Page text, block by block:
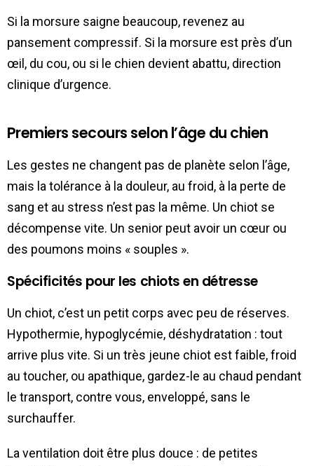
Si la morsure saigne beaucoup, revenez au
pansement compressif. Si la morsure est près d’un
œil, du cou, ou si le chien devient abattu, direction
clinique d’urgence.
Premiers secours selon l’âge du chien
Les gestes ne changent pas de planète selon l’âge,
mais la tolérance à la douleur, au froid, à la perte de
sang et au stress n’est pas la même. Un chiot se
décompense vite. Un senior peut avoir un cœur ou
des poumons moins « souples ».
Spécificités pour les chiots en détresse
Un chiot, c’est un petit corps avec peu de réserves.
Hypothermie, hypoglycémie, déshydratation : tout
arrive plus vite. Si un très jeune chiot est faible, froid
au toucher, ou apathique, gardez-le au chaud pendant
le transport, contre vous, enveloppé, sans le
surchauffer.
La ventilation doit être plus douce : de petites